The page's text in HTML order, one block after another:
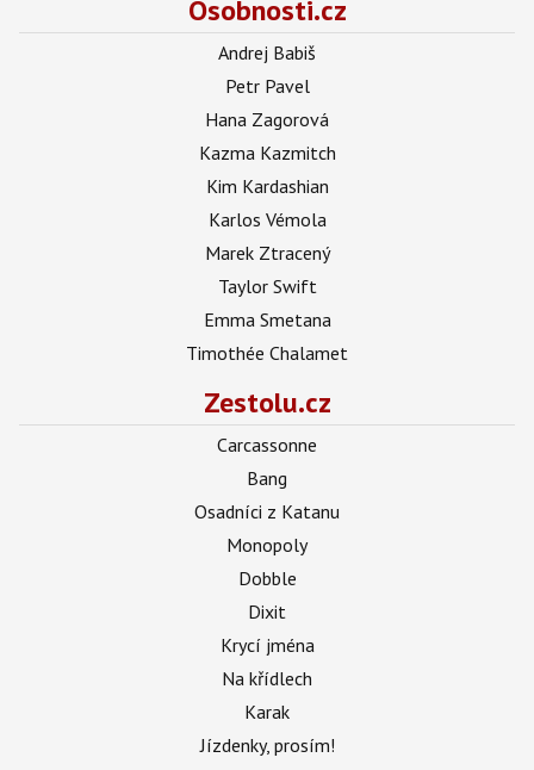
Osobnosti.cz
Andrej Babiš
Petr Pavel
Hana Zagorová
Kazma Kazmitch
Kim Kardashian
Karlos Vémola
Marek Ztracený
Taylor Swift
Emma Smetana
Timothée Chalamet
Zestolu.cz
Carcassonne
Bang
Osadníci z Katanu
Monopoly
Dobble
Dixit
Krycí jména
Na křídlech
Karak
Jízdenky, prosím!